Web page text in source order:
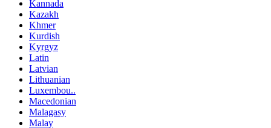
Kannada
Kazakh
Khmer
Kurdish
Kyrgyz
Latin
Latvian
Lithuanian
Luxembou..
Macedonian
Malagasy
Malay